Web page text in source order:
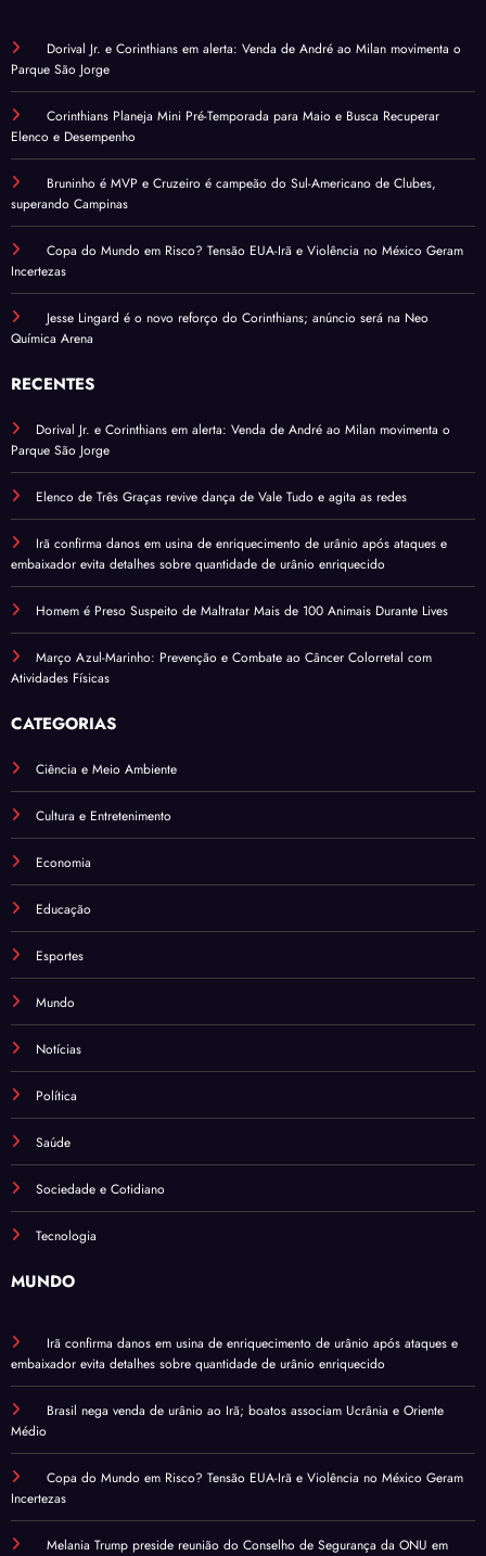
Dorival Jr. e Corinthians em alerta: Venda de André ao Milan movimenta o
Parque São Jorge
Corinthians Planeja Mini Pré-Temporada para Maio e Busca Recuperar
Elenco e Desempenho
Bruninho é MVP e Cruzeiro é campeão do Sul-Americano de Clubes,
superando Campinas
Copa do Mundo em Risco? Tensão EUA-Irã e Violência no México Geram
Incertezas
Jesse Lingard é o novo reforço do Corinthians; anúncio será na Neo
Química Arena
RECENTES
Dorival Jr. e Corinthians em alerta: Venda de André ao Milan movimenta o
Parque São Jorge
Elenco de Três Graças revive dança de Vale Tudo e agita as redes
Irã confirma danos em usina de enriquecimento de urânio após ataques e
embaixador evita detalhes sobre quantidade de urânio enriquecido
Homem é Preso Suspeito de Maltratar Mais de 100 Animais Durante Lives
Março Azul-Marinho: Prevenção e Combate ao Câncer Colorretal com
Atividades Físicas
CATEGORIAS
Ciência e Meio Ambiente
Cultura e Entretenimento
Economia
Educação
Esportes
Mundo
Notícias
Política
Saúde
Sociedade e Cotidiano
Tecnologia
MUNDO
Irã confirma danos em usina de enriquecimento de urânio após ataques e
embaixador evita detalhes sobre quantidade de urânio enriquecido
Brasil nega venda de urânio ao Irã; boatos associam Ucrânia e Oriente
Médio
Copa do Mundo em Risco? Tensão EUA-Irã e Violência no México Geram
Incertezas
Melania Trump preside reunião do Conselho de Segurança da ONU em